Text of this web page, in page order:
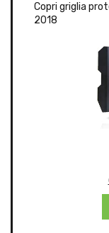
Copri griglia
2018